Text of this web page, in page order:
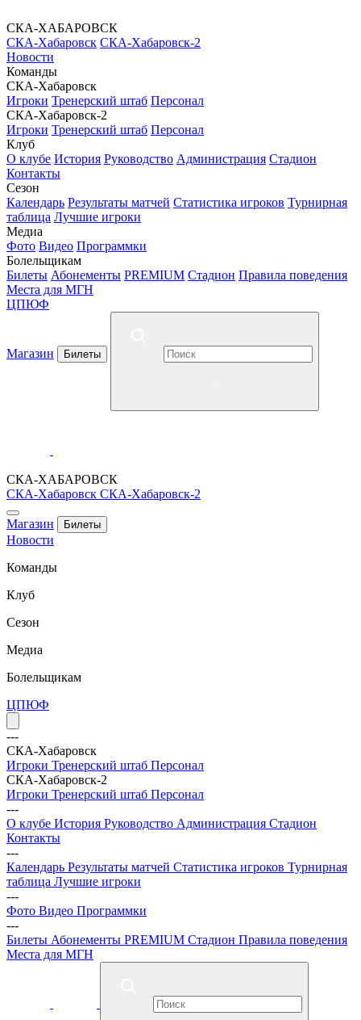
СКА-ХАБАРОВСК
СКА-Хабаровск СКА-Хабаровск-2
Новости
Команды
СКА-Хабаровск
Игроки Тренерский штаб Персонал
СКА-Хабаровск-2
Игроки Тренерский штаб Персонал
Клуб
О клубе История Руководство Администрация Стадион
Контакты
Сезон
Календарь Результаты матчей Статистика игроков Турнирная
таблица Лучшие игроки
Медиа
Фото Видео Программки
Болельщикам
Билеты Абонементы PREMIUM Стадион Правила поведения
Места для МГН
ЦПЮФ
Магазин Билеты
СКА-ХАБАРОВСК
СКА-Хабаровск СКА-Хабаровск-2
Магазин Билеты
Новости
Команды
Клуб
Сезон
Медиа
Болельщикам
ЦПЮФ
---
СКА-Хабаровск
Игроки Тренерский штаб Персонал
СКА-Хабаровск-2
Игроки Тренерский штаб Персонал
---
О клубе История Руководство Администрация Стадион
Контакты
---
Календарь Результаты матчей Статистика игроков Турнирная
таблица Лучшие игроки
---
Фото Видео Программки
---
Билеты Абонементы PREMIUM Стадион Правила поведения
Места для МГН